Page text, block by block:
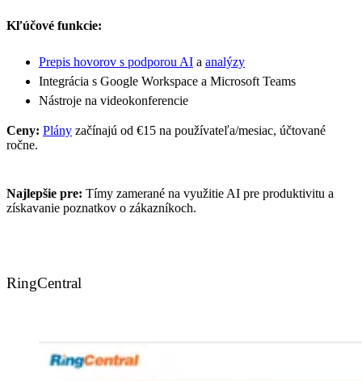
Kľúčové funkcie:
Prepis hovorov s podporou AI a analýzy
Integrácia s Google Workspace a Microsoft Teams
Nástroje na videokonferencie
Ceny: Plány začínajú od €15 na používateľa/mesiac, účtované
ročne.
Najlepšie pre: Tímy zamerané na využitie AI pre produktivitu a
získavanie poznatkov o zákazníkoch.
RingCentral